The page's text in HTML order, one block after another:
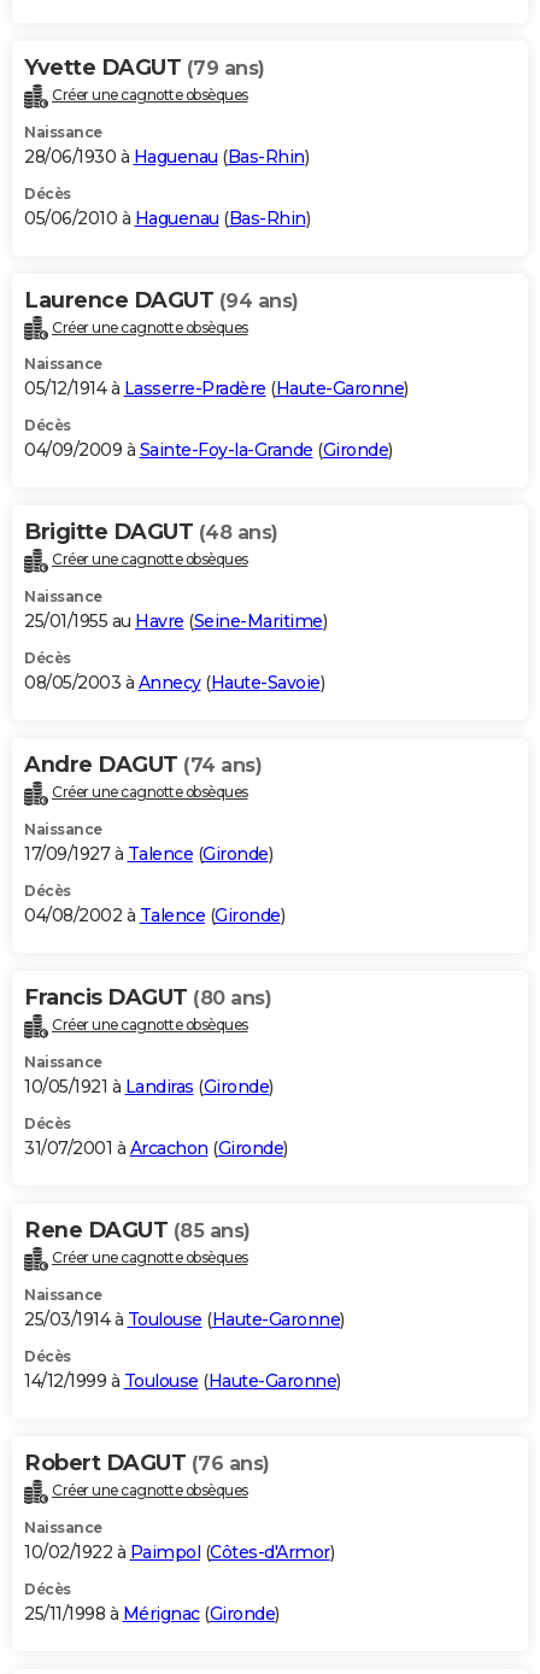
Yvette DAGUT (79 ans)
Créer une cagnotte obsèques
Naissance
28/06/1930 à Haguenau (Bas-Rhin)
Décès
05/06/2010 à Haguenau (Bas-Rhin)
Laurence DAGUT (94 ans)
Créer une cagnotte obsèques
Naissance
05/12/1914 à Lasserre-Pradère (Haute-Garonne)
Décès
04/09/2009 à Sainte-Foy-la-Grande (Gironde)
Brigitte DAGUT (48 ans)
Créer une cagnotte obsèques
Naissance
25/01/1955 au Havre (Seine-Maritime)
Décès
08/05/2003 à Annecy(Haute-Savoie)
Andre DAGUT (74 ans)
Créer une cagnotte obsèques
Naissance
17/09/1927 à Talence (Gironde)
Décès
04/08/2002 à Talence (Gironde)
Francis DAGUT (80 ans)
Créer une cagnotte obsèques
Naissance
10/05/1921 à Landiras (Gironde)
Décès
31/07/2001 à Arcachon (Gironde)
Rene DAGUT (85 ans)
Créer une cagnotte obsèques
Naissance
25/03/1914 à Toulouse (Haute-Garonne)
Décès
14/12/1999 à Toulouse (Haute-Garonne)
Robert DAGUT (76 ans)
Créer une cagnotte obsèques
Naissance
10/02/1922 à Paimpol (Côtes-d'Armor)
Décès
25/11/1998 à Mérignac(Gironde)